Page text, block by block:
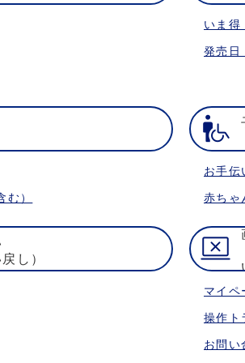
いま得
発売日
）
お手伝
赤ちゃ
し）
マイペ
操作ト
お問い